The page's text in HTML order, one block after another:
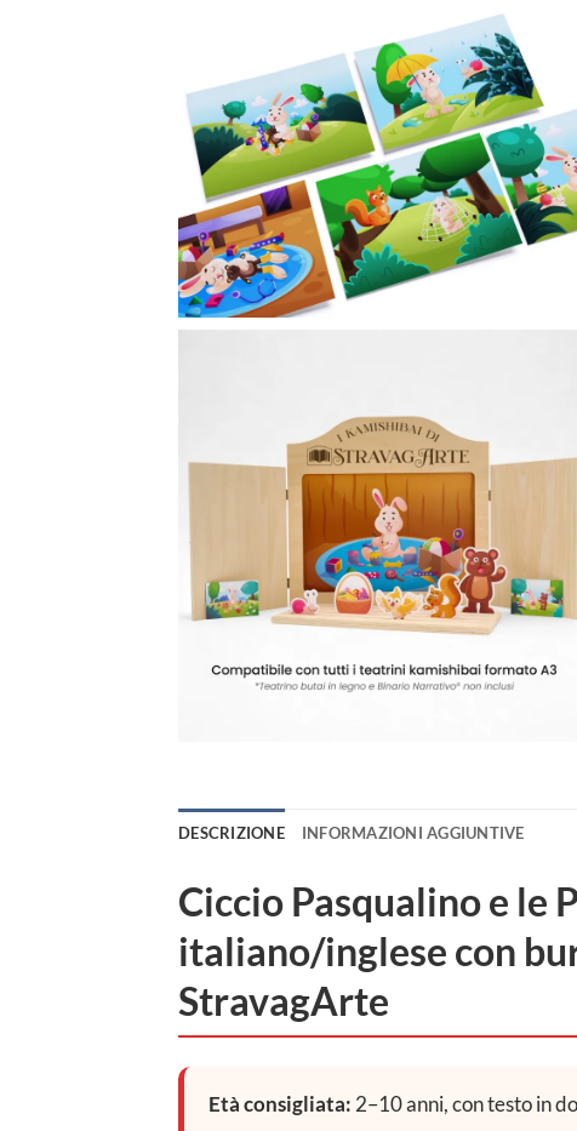
DESCRIZIONE INFORMAZIONI AGGIUNTIVE
Ciccio Pasqualino e le
italiano/inglese con
StravagArte
Età consigliata: 2–10 anni, con testo in